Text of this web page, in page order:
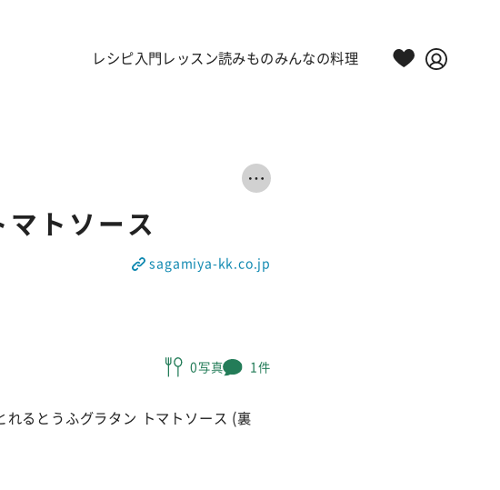
レシピ 入門レッスン読みものみんなの料理
トソース
sagamiya-kk.co.jp
0写真 1件